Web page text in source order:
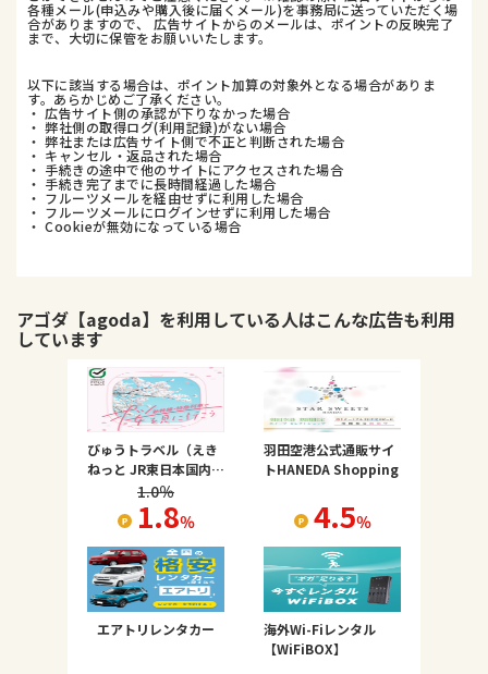
各種メール(申込みや購入後に届くメール)を事務局に送っていただく場
合がありますので、 広告サイトからのメールは、ポイントの反映完了
まで、大切に保管をお願いいたします。
以下に該当する場合は、ポイント加算の対象外となる場合がありま
す。あらかじめご了承ください。
・ 広告サイト側の承認が下りなかった場合
・ 弊社側の取得ログ(利用記録)がない場合
・ 弊社または広告サイト側で不正と判断された場合
・ キャンセル・返品された場合
・ 手続きの途中で他のサイトにアクセスされた場合
・ 手続き完了までに長時間経過した場合
・ フルーツメールを経由せずに利用した場合
・ フルーツメールにログインせずに利用した場合
・ Cookieが無効になっている場合
アゴダ【agoda】 を利用している人はこんな広告も利用
しています
びゅうトラベル（えき
ねっと JR東日本国内ツ
1.0％
1.8％
羽田空港公式通販サイ
トHANEDA Shopping
4.5％
エアトリレンタカー
海外Wi-Fiレンタル
【WiFiBOX】